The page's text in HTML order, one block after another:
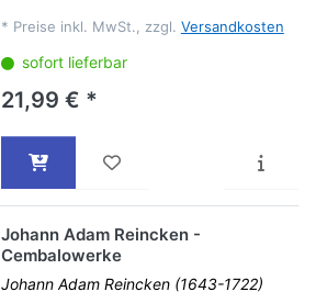
* Preise inkl. MwSt., zzgl. Versandkosten
sofort lieferbar
21,99 € *
Johann Adam Reincken -
Cembalowerke
Johann Adam Reincken (1643-1722)